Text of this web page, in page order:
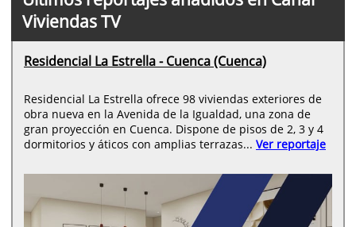
Viviendas TV
Residencial La Estrella - Cuenca (Cuenca)
Residencial La Estrella ofrece 98 viviendas exteriores de
obra nueva en la Avenida de la Igualdad, una zona de
gran proyección en Cuenca. Dispone de pisos de 2, 3 y 4
dormitorios y áticos con amplias terrazas... Ver reportaje